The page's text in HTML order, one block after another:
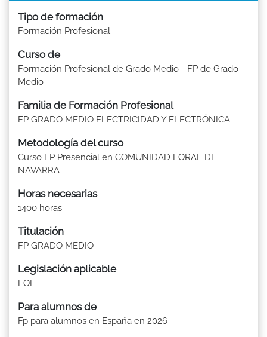
Tipo de formación
Formación Profesional
Curso de
Formación Profesional de Grado Medio - FP de Grado
Medio
Familia de Formación Profesional
FP GRADO MEDIO ELECTRICIDAD Y ELECTRÓNICA
Metodología del curso
Curso FP Presencial en COMUNIDAD FORAL DE
NAVARRA
Horas necesarias
1400 horas
Titulación
FP GRADO MEDIO
Legislación aplicable
LOE
Para alumnos de
Fp para alumnos en España en 2026